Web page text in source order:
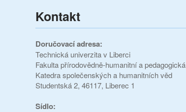
Kontakt
Doručovací adresa:
Technická univerzita v Liberci
Fakulta přírodovědně-humanitní a pedagogická
Katedra společenských a humanitních věd
Studentská 2, 46117, Liberec 1
Sídlo: